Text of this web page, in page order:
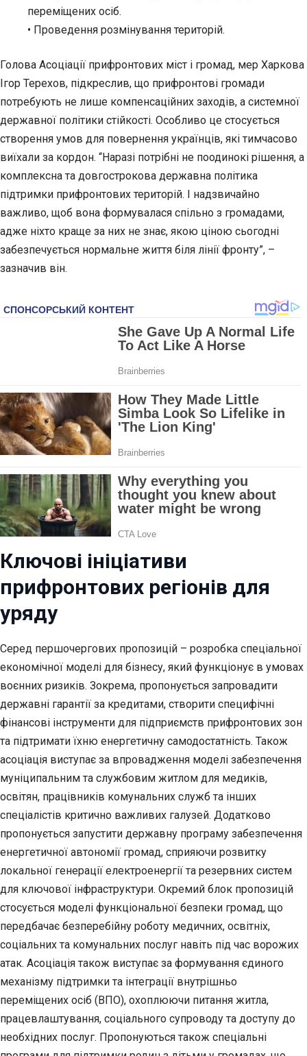
переміщених осіб.
• Проведення розмінування територій.
Голова Асоціації прифронтових міст і громад, мер Харкова
Ігор Терехов, підкреслив, що прифронтові громади
потребують не лише компенсаційних заходів, а системної
державної політики стійкості. Особливо це стосується
створення умов для повернення українців, які тимчасово
виїхали за кордон. “Наразі потрібні не поодинокі рішення, а
комплексна та довгострокова державна політика
підтримки прифронтових територій. І надзвичайно
важливо, щоб вона формувалася спільно з громадами,
адже ніхто краще за них не знає, якою ціною сьогодні
забезпечується нормальне життя біля лінії фронту”, –
зазначив він.
Ключові ініціативи
прифронтових регіонів для
уряду
Серед першочергових пропозицій – розробка спеціальної
економічної моделі для бізнесу, який функціонує в умовах
воєнних ризиків. Зокрема, пропонується запровадити
державні гарантії за кредитами, створити специфічні
фінансові інструменти для підприємств прифронтових зон
та підтримати їхню енергетичну самодостатність. Також
асоціація виступає за впровадження моделі забезпечення
муніципальним та службовим житлом для медиків,
освітян, працівників комунальних служб та інших
спеціалістів критично важливих галузей. Додатково
пропонується запустити державну програму забезпечення
енергетичної автономії громад, сприяючи розвитку
локальної генерації електроенергії та резервних систем
для ключової інфраструктури. Окремий блок пропозицій
стосується моделі функціональної безпеки громад, що
передбачає безперебійну роботу медичних, освітніх,
соціальних та комунальних послуг навіть під час ворожих
атак. Асоціація також виступає за формування єдиного
механізму підтримки та інтеграції внутрішньо
переміщених осіб (ВПО), охоплюючи питання житла,
працевлаштування, соціального супроводу та доступу до
необхідних послуг. Пропонуються також спеціальні